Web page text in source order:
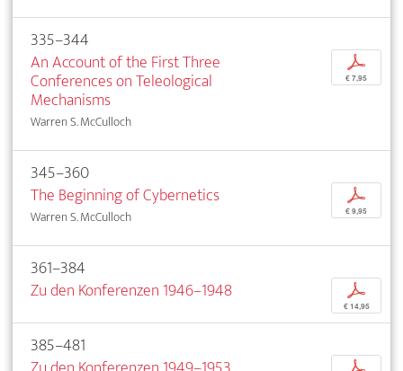
335–344
An Account of the First Three
Conferences on Teleological
Mechanisms
Warren S. McCulloch
p
€ 7,95
345–360
The Beginning of Cybernetics
Warren S. McCulloch
p
€ 9,95
361–384
Zu den Konferenzen 1946–1948
p
€ 14,95
385–481